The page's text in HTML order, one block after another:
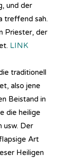
und der
treffend sah.
Priester, der
LINK
traditionell
also jene
Beistand in
die heilige
usw. Der
Art
Heiligen